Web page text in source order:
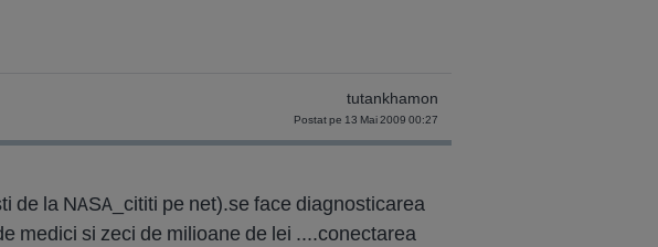
tutankhamon
Postat pe 13 Mai 2009 00:27
de la NASA_cititi pe net).se face diagnosticarea
medici si zeci de milioane de lei ....conectarea